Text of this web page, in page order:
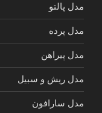
مدل پالتو
مدل پرده
مدل پیراهن
مدل ریش و سبیل
مدل سارافون